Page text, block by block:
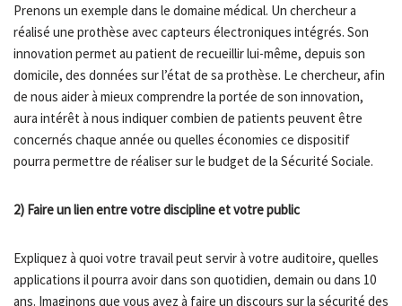
Prenons un exemple dans le domaine médical. Un chercheur a
réalisé une prothèse avec capteurs électroniques intégrés. Son
innovation permet au patient de recueillir lui-même, depuis son
domicile, des données sur l’état de sa prothèse. Le chercheur, afin
de nous aider à mieux comprendre la portée de son innovation,
aura intérêt à nous indiquer combien de patients peuvent être
concernés chaque année ou quelles économies ce dispositif
pourra permettre de réaliser sur le budget de la Sécurité Sociale.
2) Faire un lien entre votre discipline et votre public
Expliquez à quoi votre travail peut servir à votre auditoire, quelles
applications il pourra avoir dans son quotidien, demain ou dans 10
ans. Imaginons que vous ayez à faire un discours sur la sécurité des